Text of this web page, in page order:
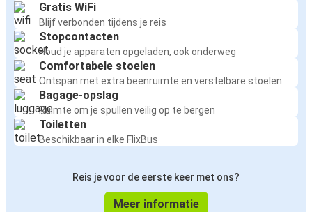
Gratis WiFi
Blijf verbonden tijdens je reis
Stopcontacten
Houd je apparaten opgeladen, ook onderweg
Comfortabele stoelen
Ontspan met extra beenruimte en verstelbare stoelen
Bagage-opslag
Ruimte om je spullen veilig op te bergen
Toiletten
Beschikbaar in elke FlixBus
Reis je voor de eerste keer met ons?
Meer informatie